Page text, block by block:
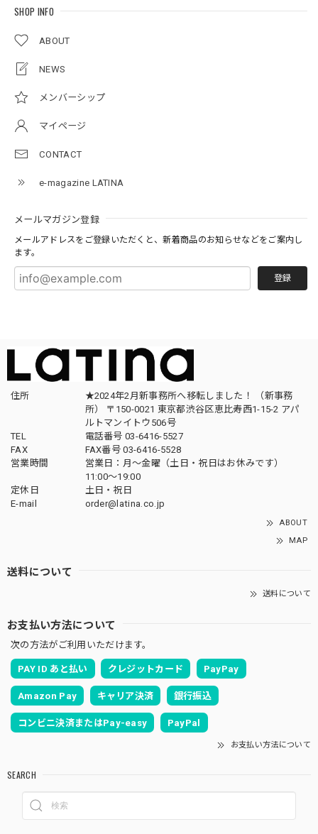
SHOP INFO
ABOUT
NEWS
メンバーシップ
マイページ
CONTACT
e-magazine LATINA
メールマガジン登録
メールアドレスをご登録いただくと、新着商品のお知らせなどをご案内し
ます。
登録
住所
★2024年2月新事務所へ移転しました！ （新事務
所） 〒150-0021 東京都渋谷区恵比寿西1-15-2 アパ
ルトマンイトウ506号
TEL
電話番号 03-6416-5527
FAX
FAX番号 03-6416-5528
営業時間
営業日：月〜金曜（土日・祝日はお休みです）
11:00〜19:00
定休日
土日・祝日
E-mail
order@latina.co.jp
ABOUT
MAP
送料について
送料について
お支払い方法について
次の方法がご利用いただけます。
PAY ID あと払い クレジットカード PayPay
Amazon Pay キャリア決済 銀行振込
コンビニ決済またはPay-easy PayPal
お支払い方法について
SEARCH